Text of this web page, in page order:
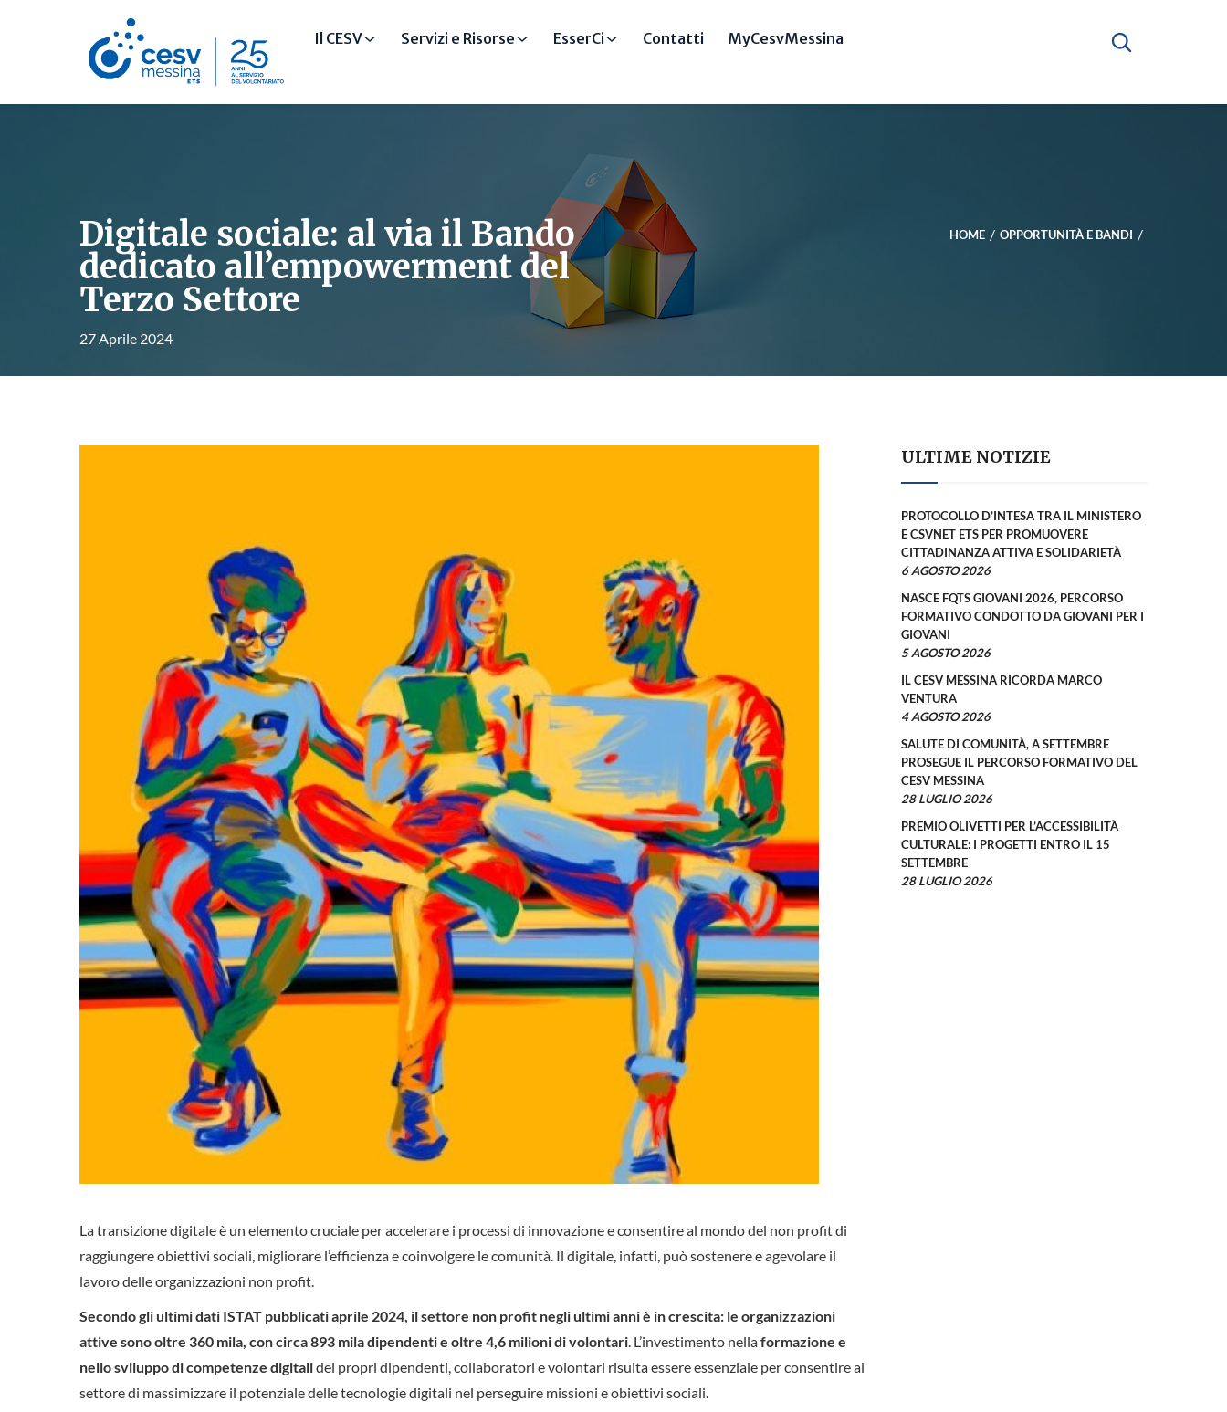
Il CESV Servizi e Risorse EsserCi Contatti MyCesvMessina
Digitale sociale: al via il Bando
dedicato all’empowerment del
Terzo Settore
27 Aprile 2024
HOME OPPORTUNITÀ E BANDI
La transizione digitale è un elemento cruciale per accelerare i processi di innovazione e consentire al mondo del non profit di
raggiungere obiettivi sociali, migliorare l’efficienza e coinvolgere le comunità. Il digitale, infatti, può sostenere e agevolare il
lavoro delle organizzazioni non profit.
Secondo gli ultimi dati ISTAT pubblicati aprile 2024, il settore non profit negli ultimi anni è in crescita: le organizzazioni
attive sono oltre 360 mila, con circa 893 mila dipendenti e oltre 4,6 milioni di volontari. L’investimento nellaformazione e
nello sviluppo di competenze digitalidei propri dipendenti, collaboratori e volontari risulta essere essenziale per consentire al
settore di massimizzare il potenziale delle tecnologie digitali nel perseguire missioni e obiettivi sociali.
ULTIME NOTIZIE
PROTOCOLLO D’INTESA TRA IL MINISTERO
E CSVNET ETS PER PROMUOVERE
CITTADINANZA ATTIVA E SOLIDARIETÀ
6 AGOSTO 2026
NASCE FQTS GIOVANI 2026, PERCORSO
FORMATIVO CONDOTTO DA GIOVANI PER I
GIOVANI
5 AGOSTO 2026
IL CESV MESSINA RICORDA MARCO
VENTURA
4 AGOSTO 2026
SALUTE DI COMUNITÀ, A SETTEMBRE
PROSEGUE IL PERCORSO FORMATIVO DEL
CESV MESSINA
28 LUGLIO 2026
PREMIO OLIVETTI PER L’ACCESSIBILITÀ
CULTURALE: I PROGETTI ENTRO IL 15
SETTEMBRE
28 LUGLIO 2026